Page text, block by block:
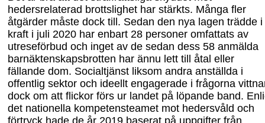
hedersrelaterad brottslighet har stärkts. Många fler
åtgärder måste dock till. Sedan den nya lagen trädde i
kraft i juli 2020 har enbart 28 personer omfattats av
utreseförbud och inget av de sedan dess 58 anmälda
barnäktenskapsbrotten har ännu lett till åtal eller
fällande dom. Socialtjänst liksom andra anställda i
offentlig sektor och ideellt engagerade i frågorna
dock om att flickor förs ur landet på löpande band.
det nationella kompetensteamet mot hedersvåld och
förtryck hade de år 2019 baserat på uppgifter från